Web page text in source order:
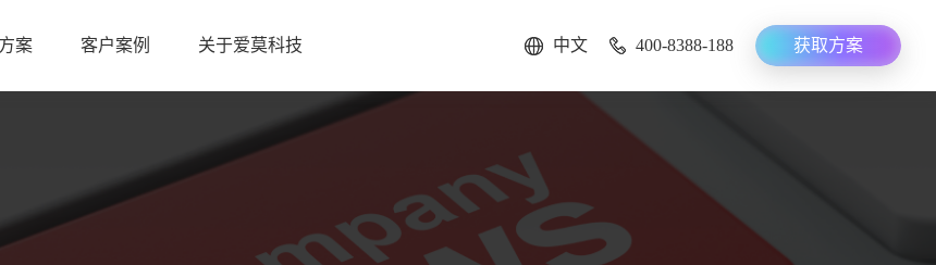
中文 400-8388-188 获取方案
案 客户案例 关于爱莫科技